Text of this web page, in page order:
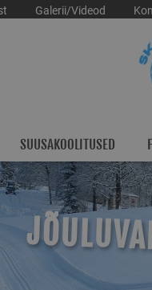
Galerii/Videod
SUUSAKOOLITUSED